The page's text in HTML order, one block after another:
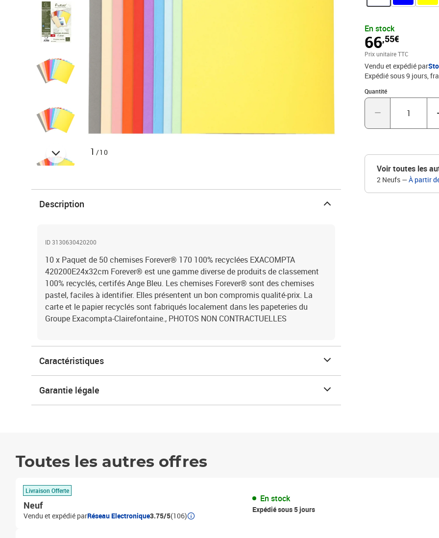
1 /10
En stock
66,55€
Prix unitaire TTC
Vendu et expédié par
Expédié sous 9 jours,
Quantité
Quantité : 1
Voir toutes les
2 Neufs —À partir
Description
ID 3130630420200
10 x Paquet de 50 chemises Forever® 170 100% recyclées EXACOMPTA
420200E24x32cm Forever® est une gamme diverse de produits de classement
100% recyclés, certifés Ange Bleu. Les chemises Forever® sont des chemises
pastel, faciles à identifier. Elles présentent un bon compromis qualité-prix. La
carte et le papier recyclés sont fabriqués localement dans les papeteries du
Groupe Exacompta-Clairefontaine., PHOTOS NON CONTRACTUELLES
Caractéristiques
Garantie légale
Toutes les autres offres
Livraison Offerte
Neuf
Vendu et expédié parRéseau Electronique3.75/5(106)
En stock
Expédié sous 5 jours